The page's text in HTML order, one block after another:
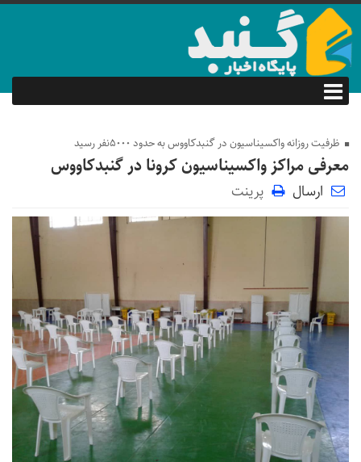
ظرفیت روزانه واکسیناسیون در گنبدکاووس به حدود ۵۰۰۰‌نفر رسید
معرفی مراکز واکسیناسیون کرونا در گنبدکاووس
ارسال پرینت